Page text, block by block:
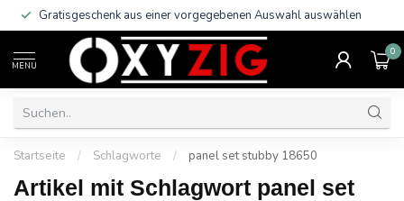
Gratisgeschenk aus einer vorgegebenen Auswahl auswählen
MENU
0
Startseite / Schlagworte / panel set stubby 18650
Artikel mit Schlagwort panel set